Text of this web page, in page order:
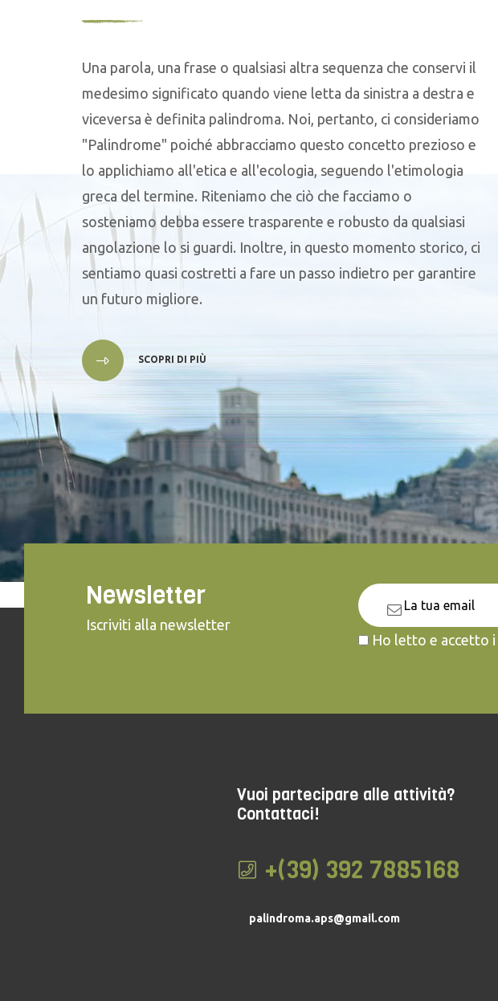
Una parola, una frase o qualsiasi altra sequenza che conservi il
medesimo significato quando viene letta da sinistra a destra e
viceversa è definita palindroma. Noi, pertanto, ci consideriamo
"Palindrome" poiché abbracciamo questo concetto prezioso e
lo applichiamo all'etica e all'ecologia, seguendo l'etimologia
greca del termine. Riteniamo che ciò che facciamo o
sosteniamo debba essere trasparente e robusto da qualsiasi
angolazione lo si guardi. Inoltre, in questo momento storico, ci
sentiamo quasi costretti a fare un passo indietro per garantire
un futuro migliore.
SCOPRI DI PIÙ
Newsletter
Iscriviti alla newsletter
Ho letto e accetto
Vuoi partecipare alle attività?
Contattaci!
+(39) 392 7885168
palindroma.aps@gmail.com